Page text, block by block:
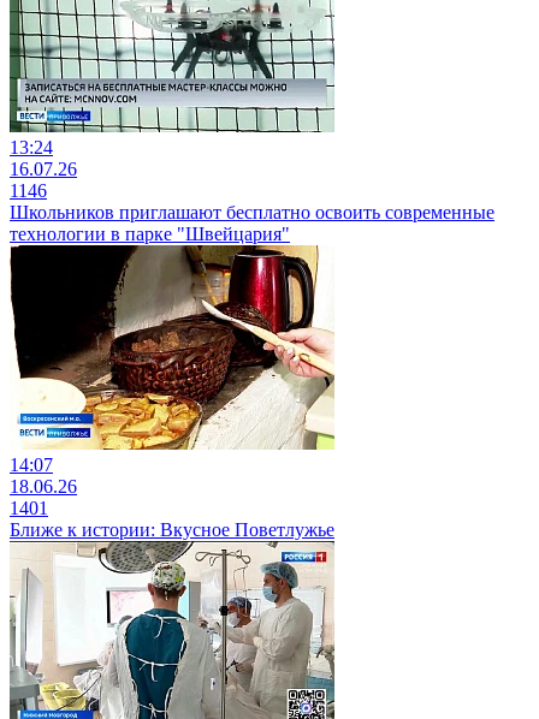
13:24
16.07.26
1146
Школьников приглашают бесплатно освоить современные
технологии в парке "Швейцария"
14:07
18.06.26
1401
Ближе к истории: Вкусное Поветлужье